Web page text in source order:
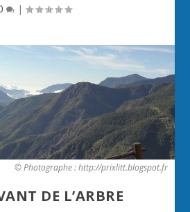
|
© Photographe : http://prixlitt.blogspot.fr
DE L’ARBRE